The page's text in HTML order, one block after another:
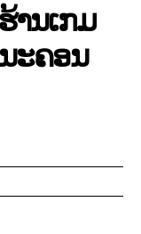
ານເກມ
ະຄອນ